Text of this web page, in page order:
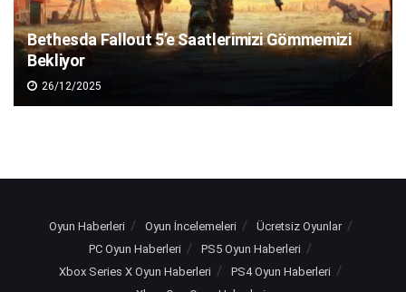
Bethesda Fallout 5’e Saatlerimizi Gömmemizi
Bekliyor
26/12/2025
Oyun Haberleri Oyun İncelemeleri
Ücretsiz Oyunlar
PC Oyun Haberleri
PS5 Oyun Haberleri
Xbox Series X Oyun Haberleri
PS4 Oyun Haberleri